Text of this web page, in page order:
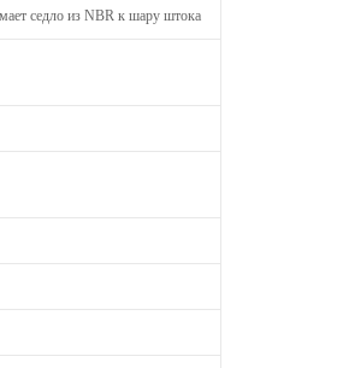
седло из NBR к шару штока